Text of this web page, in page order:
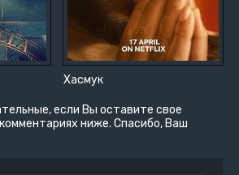
Хасмук
если Вы оставите свое
ниже. Спасибо, Ваш